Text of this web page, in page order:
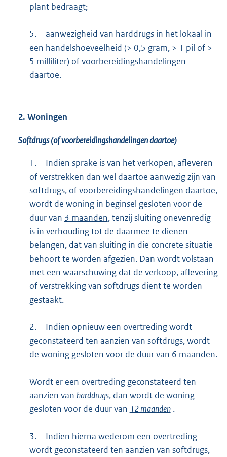
plant bedraagt;
5.
aanwezigheid van harddrugs in het lokaal in
een handelshoeveelheid (> 0,5 gram, > 1 pil of >
5 milliliter) of voorbereidingshandelingen
daartoe.
2. Woningen
Softdrugs (of voorbereidingshandelingen daartoe)
1.
Indien sprake is van het verkopen, afleveren
of verstrekken dan wel daartoe aanwezig zijn van
softdrugs, of voorbereidingshandelingen daartoe,
wordt de woning in beginsel gesloten voor de
duur van 3 maanden, tenzij sluiting onevenredig
is in verhouding tot de daarmee te dienen
belangen, dat van sluiting in die concrete situatie
behoort te worden afgezien. Dan wordt volstaan
met een waarschuwing dat de verkoop, aflevering
of verstrekking van softdrugs dient te worden
gestaakt.
2.
Indien opnieuw een overtreding wordt
geconstateerd ten aanzien van softdrugs, wordt
de woning gesloten voor de duur van 6 maanden.
Wordt er een overtreding geconstateerd ten
aanzien van harddrugs, dan wordt de woning
gesloten voor de duur van 12 maanden.
3.
Indien hierna wederom een overtreding
wordt geconstateerd ten aanzien van softdrugs,